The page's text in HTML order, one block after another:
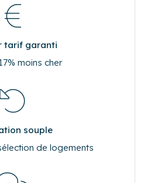
tarif garanti
moins cher
souple
de logements